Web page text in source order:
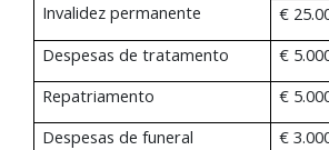
Invalidez permanente
€
Despesas de tratamento
€
Repatriamento
€
Despesas de funeral
€